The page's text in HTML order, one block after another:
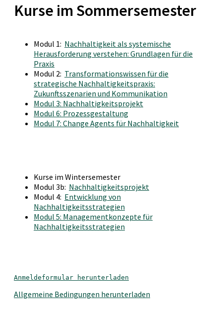
Kurse im Sommersemester
Modul 1: Nachhaltigkeit als systemische
Herausforderung verstehen: Grundlagen für die
Praxis
Modul 2: Transformationswissen für die
strategische Nachhaltigkeitspraxis:
Zukunftsszenarien und Kommunikation
Modul 3: Nachhaltigkeitsprojekt
Modul 6: Prozessgestaltung
Modul 7: Change Agents für Nachhaltigkeit
Kurse im Wintersemester
Modul 3b: Nachhaltigkeitsprojekt
Modul 4: Entwicklung von
Nachhaltigkeitsstrategien
Modul 5: Managementkonzepte für
Nachhaltigkeitsstrategien
Anmeldeformular herunterladen
Allgemeine Bedingungen herunterladen